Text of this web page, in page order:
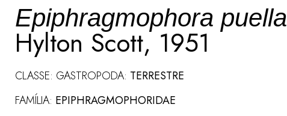
Epiphragmophora puella
Hylton Scott, 1951
CLASSE: GASTROPODA: TERRESTRE
FAMÍLIA: EPIPHRAGMOPHORIDAE